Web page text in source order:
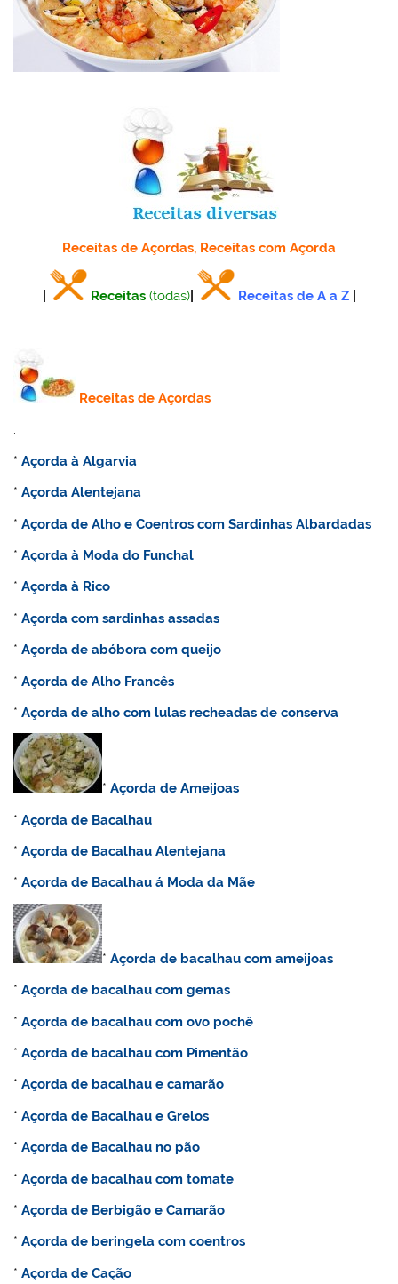
Receitas de Açordas, Receitas com Açorda
Receitas (todas)| Receitas de A a Z|
Receitas de Açordas
.
*Açorda à Algarvia
*Açorda Alentejana
*Açorda de Alho e Coentros com Sardinhas Albardadas
*Açorda à Moda do Funchal
*Açorda à Rico
*Açorda com sardinhas assadas
*Açorda de abóbora com queijo
*Açorda de Alho Francês
*Açorda de alho com lulas recheadas de conserva
*Açorda de Ameijoas
*Açorda de Bacalhau
*Açorda de Bacalhau Alentejana
*Açorda de Bacalhau á Moda da Mãe
*Açorda de bacalhau com ameijoas
*Açorda de bacalhau com gemas
*Açorda de bacalhau com ovo pochê
*Açorda de bacalhau com Pimentão
*Açorda de bacalhau e camarão
*Açorda de Bacalhau e Grelos
*Açorda de Bacalhau no pão
*Açorda de bacalhau com tomate
*Açorda de Berbigão e Camarão
*Açorda de beringela com coentros
*Açorda de Cação